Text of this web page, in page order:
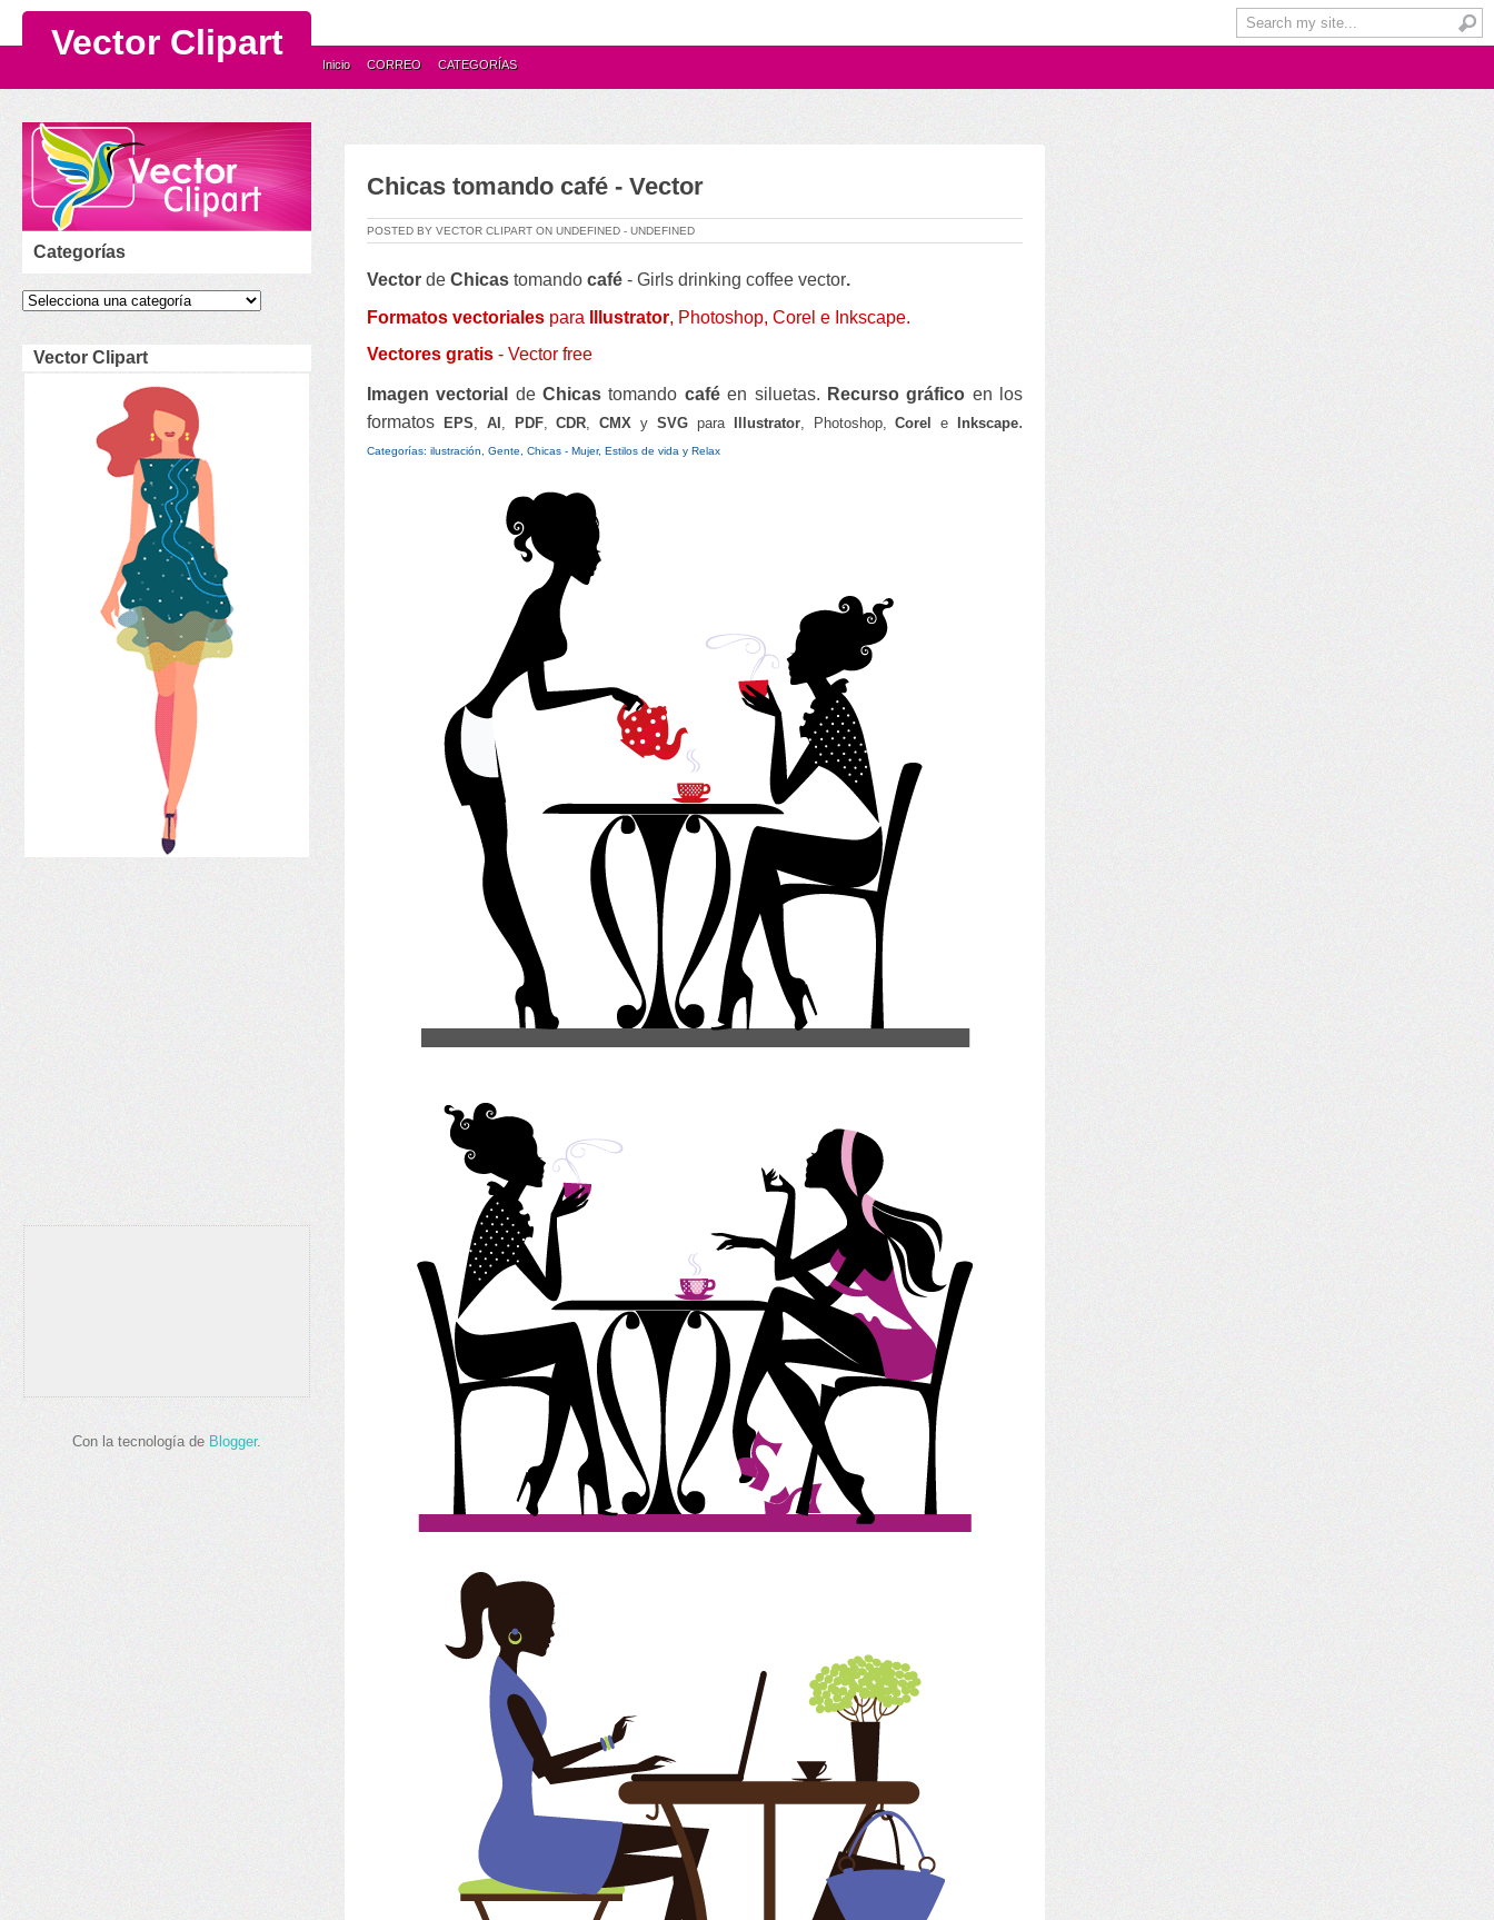
Vector Clipart
Inicio CORREO CATEGORÍAS
Categorías
Vector Clipart
Con la tecnología de Blogger.
Chicas tomando café - Vector
POSTED BY VECTOR CLIPART ON UNDEFINED - UNDEFINED
Vector de Chicas tomando café - Girls drinking coffee vector.
Formatos vectoriales para Illustrator, Photoshop, Corel e Inkscape.
Vectores gratis - Vector free
Imagen vectorial deChicas tomando caféen siluetas. Recurso gráfico en los
formatos
EPS, AI , PDF,CDR, CMX y SVG para Illustrator, Photoshop,Corel e Inkscape.
Categorías: ilustración, Gente, Chicas - Mujer, Estilos de vida y Relax